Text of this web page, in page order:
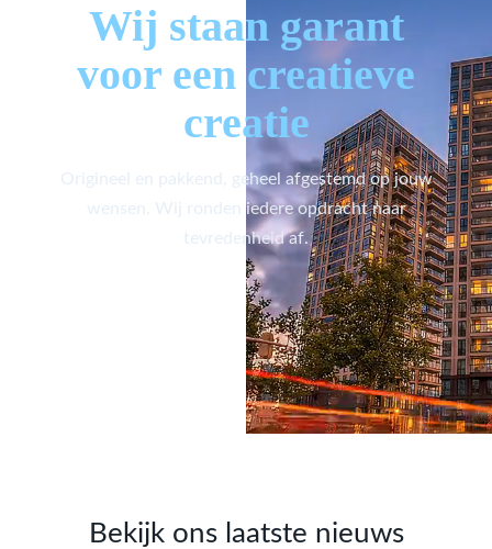
Wij staan garant
voor een creatieve
creatie
Origineel en pakkend, geheel afgestemd op jouw
wensen. Wij ronden iedere opdracht naar
tevredenheid af.
Bekijk ons laatste nieuws